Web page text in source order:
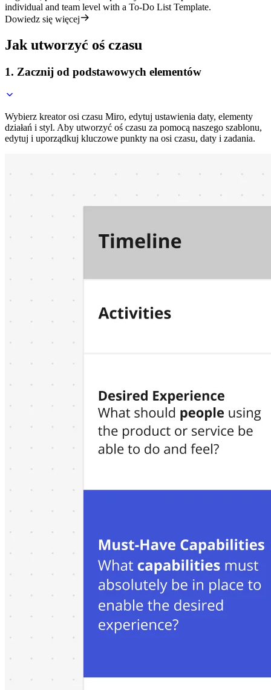
individual and team level with a To-Do List Template.
Dowiedz się więcej
Jak utworzyć oś czasu
1. Zacznij od podstawowych elementów
Wybierz kreator osi czasu Miro, edytuj ustawienia daty, elementy
działań i styl. Aby utworzyć oś czasu za pomocą naszego szablonu,
edytuj i uporządkuj kluczowe punkty na osi czasu, daty i zadania.